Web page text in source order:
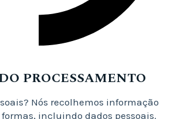
PROCESSAMENTO
Nós recolhemos informação
incluindo dados pessoais.